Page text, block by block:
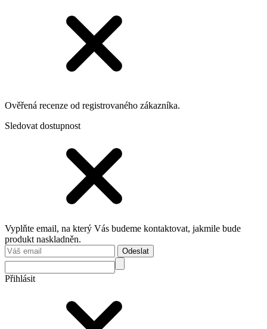
Ověřená recenze od registrovaného zákazníka.
Sledovat dostupnost
Vyplňte email, na který Vás budeme kontaktovat, jakmile bude
produkt naskladněn.
Odeslat
Přihlásit